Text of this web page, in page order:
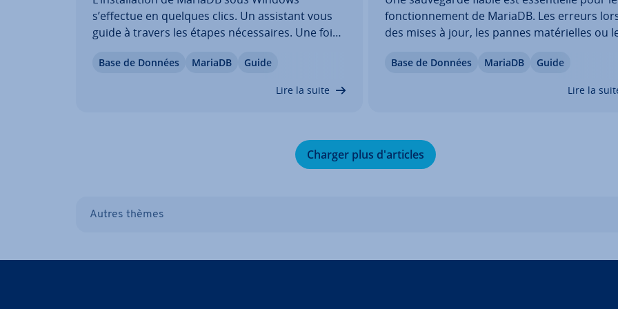
s’effectue en quelques clics. Un assistant vous
guide à travers les étapes né­ces­saires. Une fois
serveur de base de données complet : vous
Base de Données MariaDB Guide
Lire la suite
fonc­tion­ne­ment de MariaDB. Les erreurs
des mises à jour, les pannes ma­té­rielles ou
supprimer les données. Vous devez donc
Base de Données MariaDB Guide
Lire la
Charger plus d'ar­ticles
Autres thèmes